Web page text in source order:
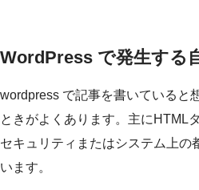
WordPress で発生する
wordpress で記事を書いていると
ときがよくあります。主にHTML
セキュリティまたはシステム上の
います。